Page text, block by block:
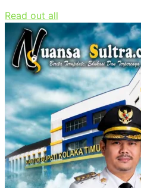
Read out all